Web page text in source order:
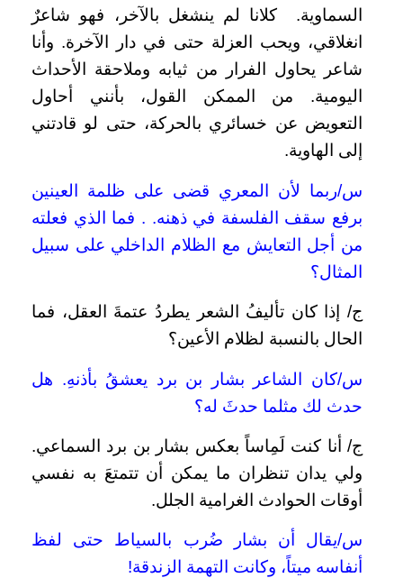
السماوية. كلانا لم ينشغل بالآخر، فهو شاعرٌ
انغلاقي، ويحب العزلة حتى في دار الآخرة. وأنا
شاعر يحاول الفرار من ثيابه وملاحقة الأحداث
اليومية. من الممكن القول، بأنني أحاول
التعويض عن خسائري بالحركة، حتى لو قادتني
إلى الهاوية.
س/ربما لأن المعري قضى على ظلمة العينين
برفع سقف الفلسفة في ذهنه. . فما الذي فعلته
من أجل التعايش مع الظلام الداخلي على سبيل
المثال؟
ج/ إذا كان تأليفُ الشعر يطردُ عتمةَ العقل، فما
الحال بالنسبة لظلام الأعين؟
س/كان الشاعر بشار بن برد يعشقُ بأذنهِ. هل
حدث لك مثلما حدثَ له؟
ج/ أنا كنت لَمِاساً بعكس بشار بن برد السماعي.
ولي يدان تنظران ما يمكن أن تتمتعَ به نفسي
أوقات الحوادث الغرامية الجلل.
س/يقال أن بشار ضُرب بالسياط حتى لفظ
أنفاسه ميتاً، وكانت التهمة الزندقة!